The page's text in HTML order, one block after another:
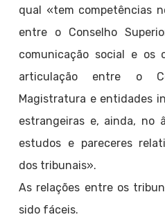
qual «tem competências
entre o Conselho
comunicação social e os
articulação entre o
Magistratura e entidades
estrangeiras e, ainda, no
estudos e pareceres
dos tribunais».
As relações entre os
sido fáceis.